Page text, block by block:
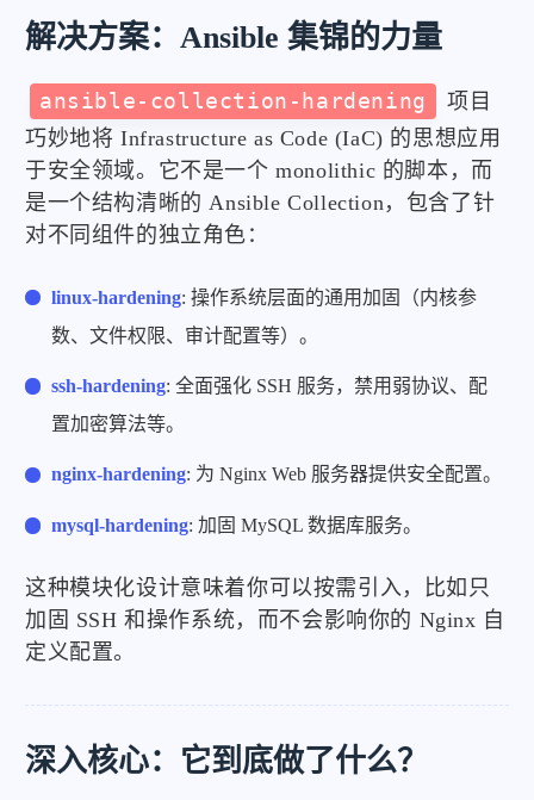
解决方案：Ansible 集锦的力量
ansible-collection-hardening
项目
巧妙地将 Infrastructure as Code (IaC) 的思想应用
于安全领域。它不是一个 monolithic 的脚本，而
是一个结构清晰的 Ansible Collection，包含了针
对不同组件的独立角色：
linux-hardening: 操作系统层面的通用加固（内核参
数、文件权限、审计配置等）。
ssh-hardening: 全面强化 SSH 服务，禁用弱协议、配
置加密算法等。
nginx-hardening: 为 Nginx Web 服务器提供安全配置。
mysql-hardening: 加固 MySQL 数据库服务。
这种模块化设计意味着你可以按需引入，比如只
加固 SSH 和操作系统，而不会影响你的 Nginx 自
定义配置。
深入核心：它到底做了什么？